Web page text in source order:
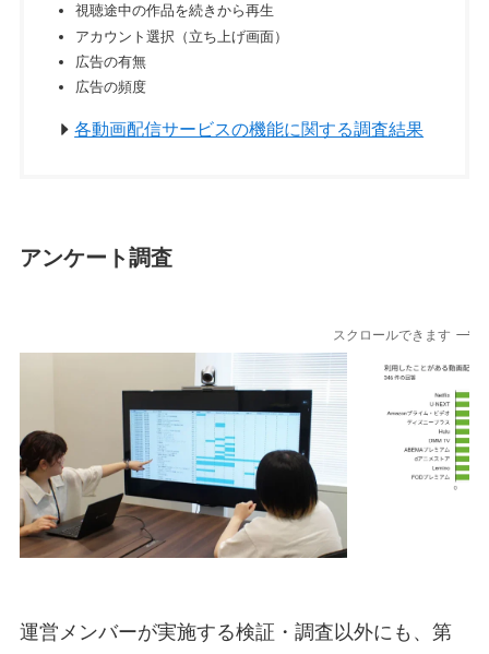
視聴途中の作品を続きから再生
アカウント選択（立ち上げ画面）
広告の有無
広告の頻度
各動画配信サービスの機能に関する調査結果
アンケート調査
スクロールできます
運営メンバーが実施する検証・調査以外にも、第